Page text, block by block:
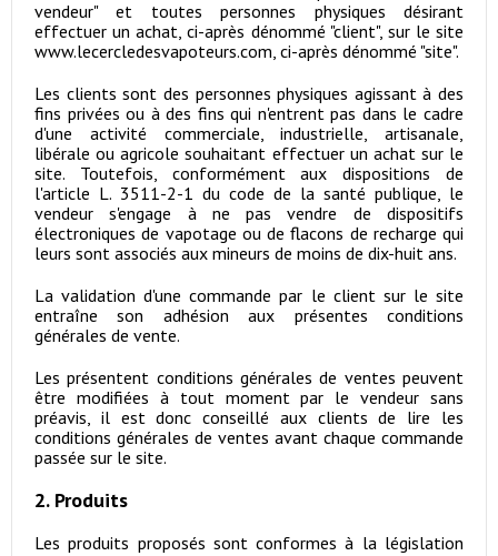
vendeur" et toutes personnes physiques désirant
effectuer un achat, ci-après dénommé "client", sur le site
www.lecercledesvapoteurs.com, ci-après dénommé "site".
Les clients sont des personnes physiques agissant à des
fins privées ou à des fins qui n'entrent pas dans le cadre
d'une activité commerciale, industrielle, artisanale,
libérale ou agricole souhaitant effectuer un achat sur le
site. Toutefois, conformément aux dispositions de
l'article L. 3511-2-1 du code de la santé publique, le
vendeur s'engage à ne pas vendre de dispositifs
électroniques de vapotage ou de flacons de recharge qui
leurs sont associés aux mineurs de moins de dix-huit ans.
La validation d'une commande par le client sur le site
entraîne son adhésion aux présentes conditions
générales de vente.
Les présentent conditions générales de ventes peuvent
être modifiées à tout moment par le vendeur sans
préavis, il est donc conseillé aux clients de lire les
conditions générales de ventes avant chaque commande
passée sur le site.
2. Produits
Les produits proposés sont conformes à la législation